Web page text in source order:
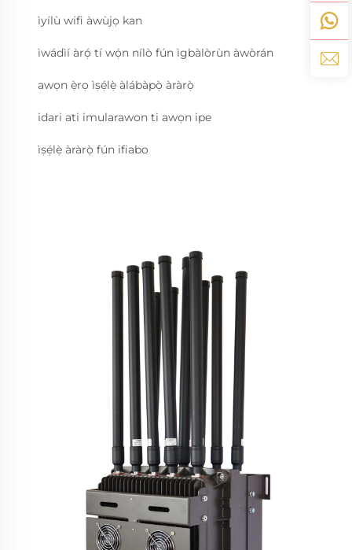
ìyílù wifi àwùjọ kan
ìwádìí àrọ́ tí wọ́n nílò fún ìgbàlòrùn àwòrán
awọn ẹ̀rọ ìṣẹ́lẹ̀ àlábàpọ̀ àràrọ̀
idari ati imularawon ti awọn ipe
ìṣẹ́lẹ̀ àràrọ̀ fún ifiabo